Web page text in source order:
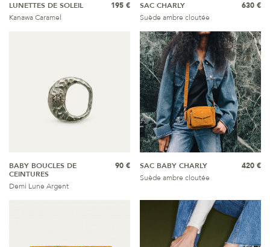
LUNETTES DE SOLEIL
Kanawa Caramel
195 €
SAC CHARLY
Suède ambre cloutée
630 €
BABY BOUCLES DE
CEINTURES
Demi Lune Argent
90 €
SAC BABY CHARLY
Suède ambre cloutée
420 €